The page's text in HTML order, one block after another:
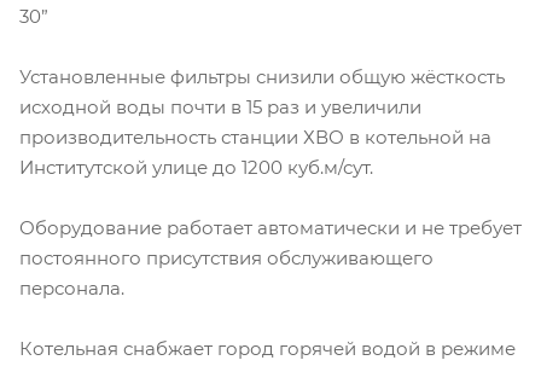
30”
Установленные фильтры снизили общую жёсткость
исходной воды почти в 15 раз и увеличили
производительность станции ХВО в котельной на
Институтской улице до 1200 куб.м/сут.
Оборудование работает автоматически и не требует
постоянного присутствия обслуживающего
персонала.
Котельная снабжает город горячей водой в режиме